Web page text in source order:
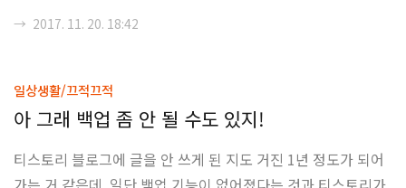
서 반올림해서 1주년이라 적어버렸다. 뭐, 그리고 11개월이나 1
내용도 바뀌지 않을 거 같다는 생각이기도 하고. 원체 별 생각
없이 시작한게 스타트업이었고, 장기적으로 해보면서 느끼는게,
는 딴 걸 하던지, 대학원이나 다니던지, 아님 그냥 제대로 된 기
→ 2017. 11. 20. 18:42
일상생활/끄적끄적
아 그래 백업 좀 안 될 수도 있지!
티스토리 블로그에 글을 안 쓰게 된 지도 거진 1년 정도가 되어